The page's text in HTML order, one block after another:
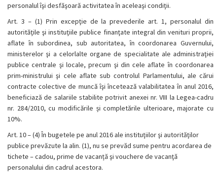
personalul îşi desfăşoară activitatea în aceleaşi condiţii.
Art. 3 – (1) Prin excepţie de la prevederile art. 1, personalul din
autorităţile şi instituţiile publice finanţate integral din venituri proprii,
aflate în subordinea, sub autoritatea, în coordonarea Guvernului,
ministerelor şi a celorlalte organe de specialitate ale administraţiei
publice centrale şi locale, precum şi din cele aflate în coordonarea
prim-ministrului şi cele aflate sub controlul Parlamentului, ale cărui
contracte colective de muncă îşi încetează valabilitatea în anul 2016,
beneficiază de salariile stabilite potrivit anexei nr. VIII la Legea-cadru
nr. 284/2010, cu modificările și completările ulterioare, majorate cu
10%.
Art. 10 – (4) În bugetele pe anul 2016 ale instituţiilor şi autorităţilor
publice prevăzute la alin. (1), nu se prevăd sume pentru acordarea de
tichete – cadou, prime de vacanță şi vouchere de vacanţă
personalului din cadrul acestora.